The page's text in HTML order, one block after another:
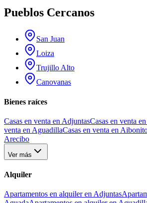
Pueblos Cercanos
San Juan
Loiza
Trujillo Alto
Canovanas
Bienes raíces
Casas en venta en AdjuntasCasas en venta
venta en AguadillaCasas en venta en
Arecibo
Ver más
Alquiler
Apartamentos en alquiler en Adjuntas